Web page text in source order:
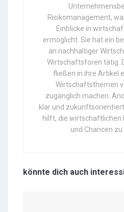
Risikomanagement,
Einblicke in
ermöglicht. Sie hat ein
an nachhaltiger
Wirtschaftsforen tätig.
fließen in ihre Artikel
Wirtschaftsthemen
zugänglich machen.
klar und
hilft, die wirtschaftlichen
und Chancen zu
könnte dich auch